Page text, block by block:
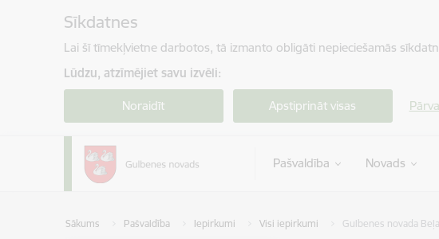
Sīkdatnes
Lai šī tīmekļvietne darbotos, tā izmanto obligāti nepieciešamās
Lūdzu, atzīmējiet savu izvēli:
Noraidīt Apstiprināt visas
Pašvaldība Novads
Sākums Pašvaldība Iepirkumi Visi iepirkumi Gulbenes novada